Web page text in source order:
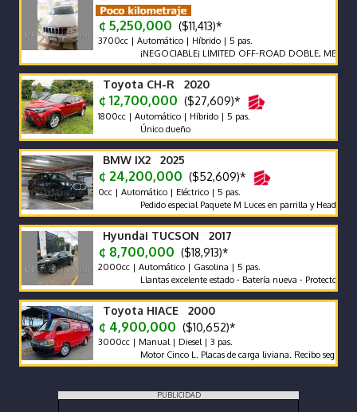
¢ 5,250,000 ($11,413)*
3700cc | Automático | Híbrido | 5 pas.
¡NEGOCIABLE¡ LIMITED OFF-ROAD DOBLE, MEJOR
Toyota CH-R 2020
¢ 12,700,000 ($27,609)*
1800cc | Automático | Híbrido | 5 pas.
Único dueño
BMW IX2 2025
¢ 24,200,000 ($52,609)*
0cc | Automático | Eléctrico | 5 pas.
Pedido especial Paquete M Luces en parrilla y Head-Up
Hyundai TUCSON 2017
¢ 8,700,000 ($18,913)*
2000cc | Automático | Gasolina | 5 pas.
Llantas excelente estado - Batería nueva - Protector de
Toyota HIACE 2000
¢ 4,900,000 ($10,652)*
3000cc | Manual | Diesel | 3 pas.
Motor Cinco L. Placas de carga liviana. Recibo según marca
PUBLICIDAD